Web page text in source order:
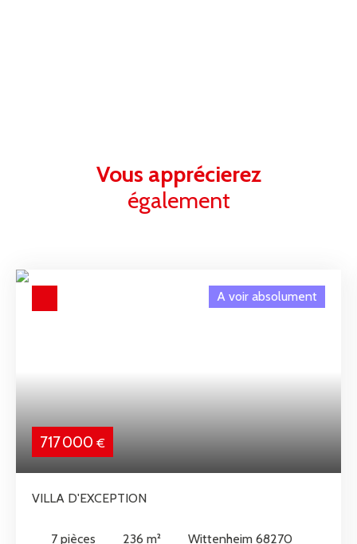
Vous apprécierez
également
717 000 €
A voir absolument
VILLA D'EXCEPTION
7 pièces 236 m² Wittenheim 68270